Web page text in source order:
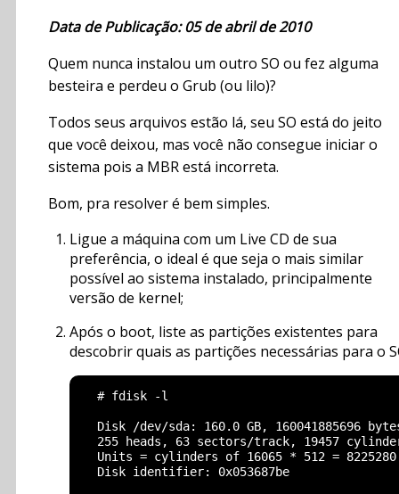
Data de Publicação: 05 de abril de 2010
Quem nunca instalou um outro SO ou fez alguma
besteira e perdeu o Grub (ou lilo)?
Todos seus arquivos estão lá, seu SO está do jeito
que você deixou, mas você não consegue iniciar o
sistema pois a MBR está incorreta.
Bom, pra resolver é bem simples.
Ligue a máquina com um Live CD de sua
preferência, o ideal é que seja o mais similar
possível ao sistema instalado, principalmente
versão de kernel;
Após o boot, liste as partições existentes para
descobrir quais as partições necessárias para o
  # fdisk -l
Disk /dev/sda: 160.0 GB, 160041885696
255 heads, 63 sectors/track, 19457
Units = cylinders of 16065 * 512 =
  Disk identifier: 0x053687be